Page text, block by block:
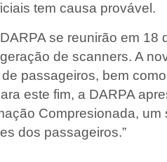
tem causa provável.
se reunirão em 18
de scanners. A
passageiros, bem
este fim, a DARPA
Compresionada, um
dos passageiros.”